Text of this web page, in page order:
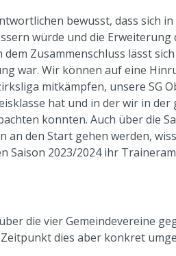
bewusst, dass sich
würde und die Erweiterung
Zusammenschluss lässt
war. Wir können auf eine
mitkämpfen, unsere SG
hat und in der wir in der
konnten. Auch über die
den Start gehen werden,
Saison 2023/2024 ihr
die vier Gemeindevereine
dies aber konkret